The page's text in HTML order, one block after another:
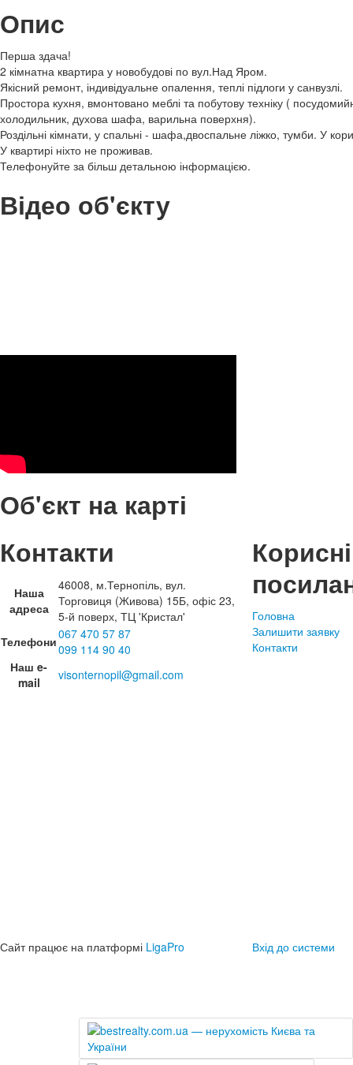
Опис
Перша здача!
2 кімнатна квартира у новобудові по вул.Над Яром.
Якісний ремонт, індивідуальне опалення, теплі підлоги у санвузлі.
Простора кухня, вмонтовано меблі та побутову техніку (
холодильник, духова шафа, варильна поверхня).
Роздільні кімнати, у спальні - шафа,двоспальне ліжко, тумби. У
У квартирі ніхто не проживав.
Телефонуйте за більш детальною інформацією.
Відео об'єкту
Об'єкт на карті
Контакти
Наша
адреса
46008, м.Тернопіль, вул.
Торговиця (Живова) 15Б, офіс 23,
5-й поверх, ТЦ 'Кристал'
Телефони067 470 57 87
099 114 90 40
Наш e-
mail
visonternopil@gmail.com
Корисні
Головна
Залишити заявку
Контакти
Сайт працює на платформі LigaPro Вхід до системи